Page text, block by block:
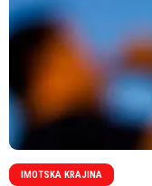
IMOTSKA KRAJINA